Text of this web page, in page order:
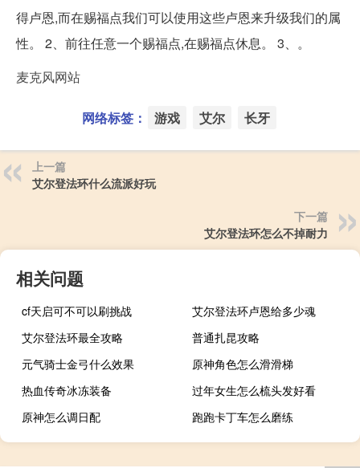
得卢恩,而在赐福点我们可以使用这些卢恩来升级我们的属
性。 2、前往任意一个赐福点,在赐福点休息。 3、。
麦克风网站
网络标签： 游戏 艾尔 长牙
上一篇
艾尔登法环什么流派好玩
下一篇
艾尔登法环怎么不掉耐力
相关问题
cf天启可不可以刷挑战
艾尔登法环卢恩给多少魂
艾尔登法环最全攻略
普通扎昆攻略
元气骑士金弓什么效果
原神角色怎么滑滑梯
热血传奇冰冻装备
过年女生怎么梳头发好看
原神怎么调日配
跑跑卡丁车怎么磨练